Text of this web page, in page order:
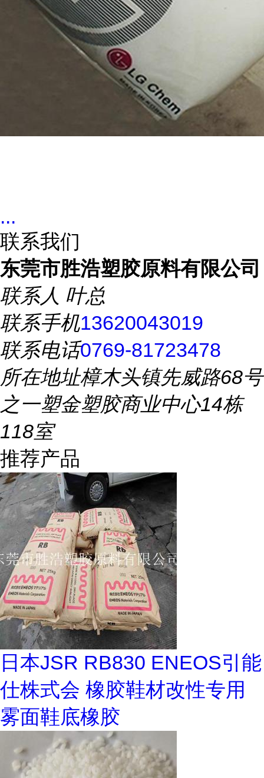
...
联系我们
东莞市胜浩塑胶原料有限公司
联系人 叶总
联系手机13620043019
联系电话0769-81723478
所在地址樟木头镇先威路68号
之一塑金塑胶商业中心14栋
118室
推荐产品
日本JSR RB830 ENEOS引能
仕株式会 橡胶鞋材改性专用
雾面鞋底橡胶